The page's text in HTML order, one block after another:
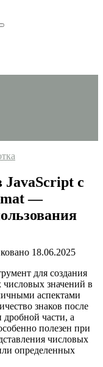
JavaScript с
—
18.06.2025
для создания
значений в
аспектами
знаков после
дробной части, а
полезен при
числовых
определенных